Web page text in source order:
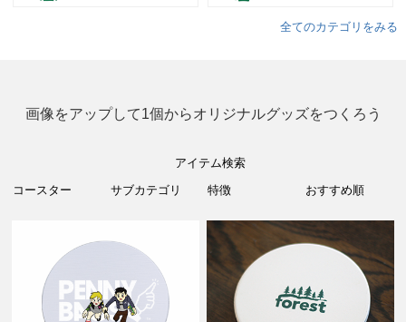
全てのカテゴリをみる
画像をアップして1個からオリジナルグッズをつくろう
アイテム検索